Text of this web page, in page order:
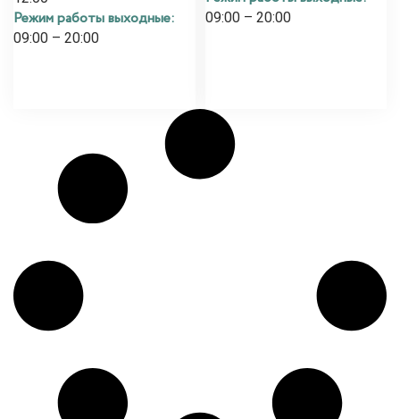
Режим работы выходные:
09:00 – 20:00
09:00 – 20:00